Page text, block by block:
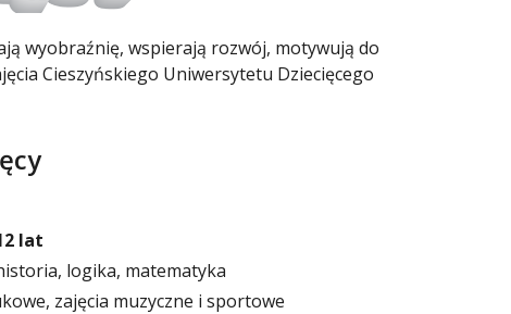
wyobraźnię, wspierają rozwój, motywują do
Cieszyńskiego Uniwersytetu Dziecięcego
lat
logika, matematyka
zajęcia muzyczne i sportowe